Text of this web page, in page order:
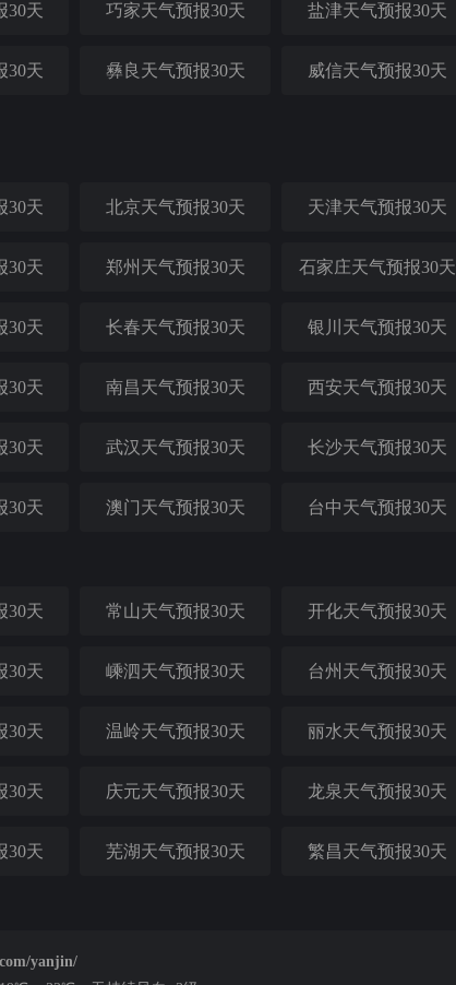
30天 巧家天气预报30天 盐津天气预报30天
30天 彝良天气预报30天 威信天气预报30天
30天 北京天气预报30天 天津天气预报30天
30天 郑州天气预报30天 石家庄天气预报30天
30天 长春天气预报30天 银川天气预报30天
30天 南昌天气预报30天 西安天气预报30天
30天 武汉天气预报30天 长沙天气预报30天
30天 澳门天气预报30天 台中天气预报30天
30天 常山天气预报30天 开化天气预报30天
30天 嵊泗天气预报30天 台州天气预报30天
30天 温岭天气预报30天 丽水天气预报30天
30天 庆元天气预报30天 龙泉天气预报30天
30天 芜湖天气预报30天 繁昌天气预报30天
yanjin/